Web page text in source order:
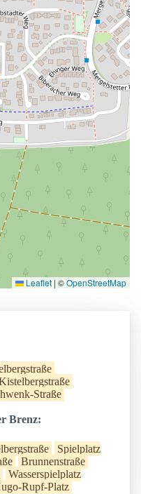
Leaflet | ©OpenStreetMap
Straße
Brenz:
Spielplatz
Brunnenstraße
Wasserspielplatz
Rupf-Platz